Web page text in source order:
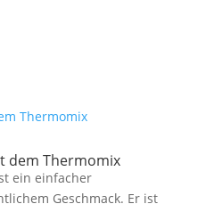
dem Thermomix
ein einfacher
Geschmack. Er ist